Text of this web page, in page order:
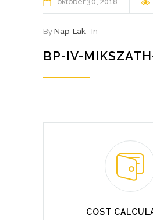
By Nap-Lak In
BP-IV-
COST